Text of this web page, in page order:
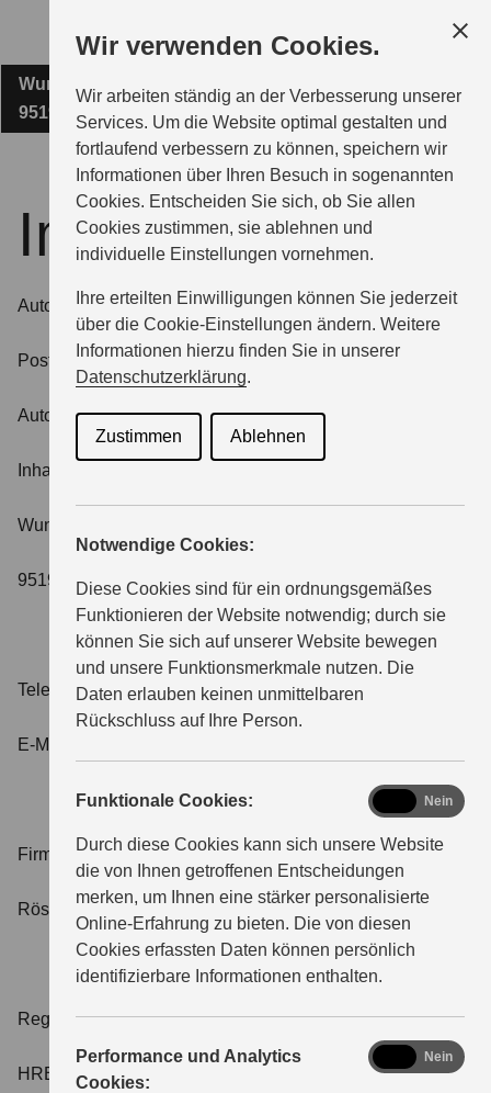
Wir verwenden Cookies.
Wir arbeiten ständig an der Verbesserung unserer
Services. Um die Website optimal gestalten und
fortlaufend verbessern zu können, speichern wir
Informationen über Ihren Besuch in sogenannten
Cookies. Entscheiden Sie sich, ob Sie allen
Cookies zustimmen, sie ablehnen und
individuelle Einstellungen vornehmen.
Ihre erteilten Einwilligungen können Sie jederzeit
über die Cookie-Einstellungen ändern. Weitere
Informationen hierzu finden Sie in unserer
Datenschutzerklärung.
Zustimmen Ablehnen
Notwendige Cookies:
Diese Cookies sind für ein ordnungsgemäßes
Funktionieren der Website notwendig; durch sie
können Sie sich auf unserer Website bewegen
und unsere Funktionsmerkmale nutzen. Die
Daten erlauben keinen unmittelbaren
Rückschluss auf Ihre Person.
Funktionale Cookies:
Durch diese Cookies kann sich unsere Website
die von Ihnen getroffenen Entscheidungen
merken, um Ihnen eine stärker personalisierte
Online-Erfahrung zu bieten. Die von diesen
Cookies erfassten Daten können persönlich
identifizierbare Informationen enthalten.
functional
Nein
Performance und Analytics
Cookies:
analyticsNein
Hauptinhalt
AUTOCENTER SCHUBERT E.K.
MODELLE
ZUBEHÖR
BERATUNG & KAUF
Wunsiedler Straße 21
95195 Röslau
Impressum
Autocenter Schubert e. K.
Postanschrift:
Autocenter Schubert e. K.
Inhaber Ralf Schubert
Wunsiedler Strasse 21
95195 Röslau
Telefon: 0049-9238-990084-0
E-Mail:
Firmensitz und Registergericht:
Röslau, Amtsgericht Hof
Registernummer:
HRB 4131